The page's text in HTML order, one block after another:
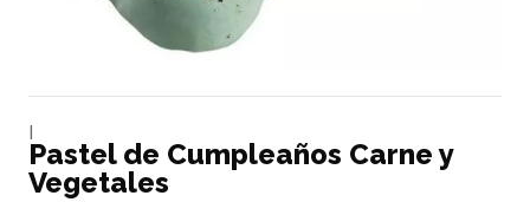
Pastel de Cumpleaños Carne y
Vegetales